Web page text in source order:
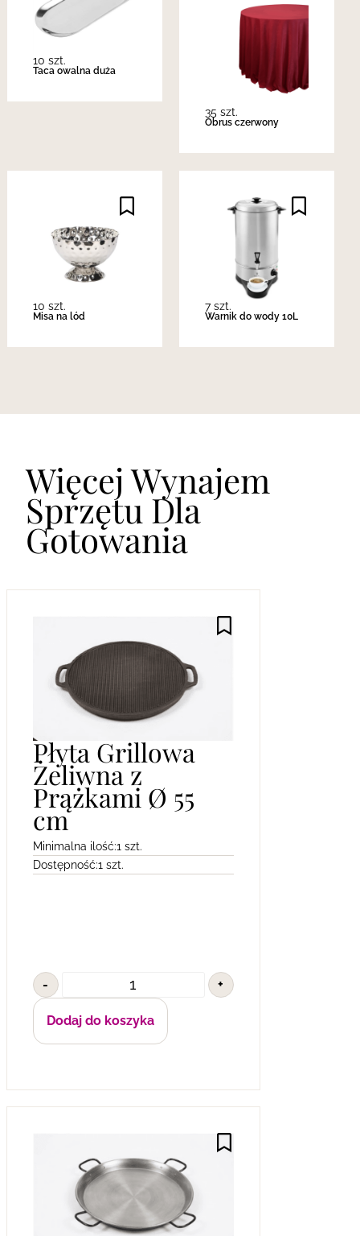
10 szt.
Taca owalna duża
35 szt.
Obrus czerwony
10 szt.
Misa na lód
7 szt.
Warnik do wody 10L
Więcej Wynajem
Sprzętu Dla
Gotowania
Płyta Grillowa
Żeliwna z
Prążkami Ø 55
cm
Minimalna ilość:1 szt.
Dostępność:1 szt.
- +
Dodaj do koszyka